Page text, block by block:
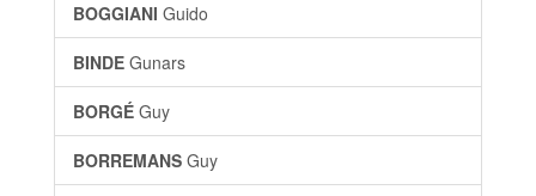
BOGGIANI Guido
BINDE Gunars
BORGÉ Guy
BORREMANS Guy